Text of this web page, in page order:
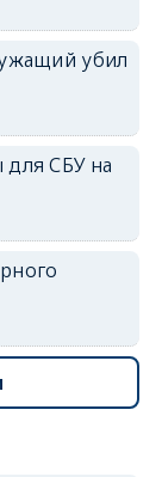
erid: 2SDnjdvhGXG
убил
СБУ на